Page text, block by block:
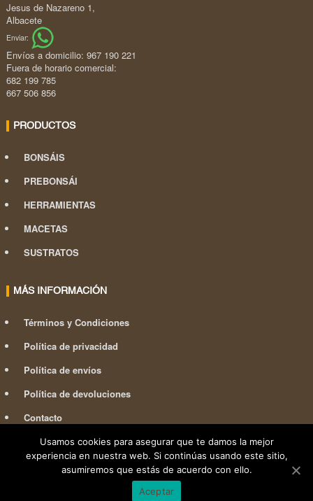
Jesus de Nazareno 1,
Albacete
Enviar:
Envíos a domicilio: 967 190 221
Fuera de horario comercial:
682 199 785
667 506 856
PRODUCTOS
BONSÁIS
PREBONSÁI
HERRAMIENTAS
MACETAS
SUSTRATOS
MÁS INFORMACIÓN
Términos y Condiciones
Política de privacidad
Política de envíos
Política de devoluciones
Contacto
Powered by 967.esFreelance Studio
Usamos cookies para asegurar que te damos la mejor
experiencia en nuestra web. Si continúas usando este sitio,
asumiremos que estás de acuerdo con ello.
Aceptar